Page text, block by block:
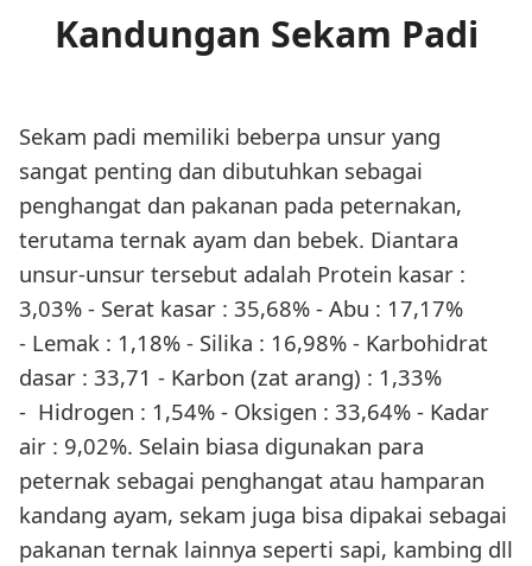
Kandungan Sekam Padi
Sekam padi memiliki beberpa unsur yang
sangat penting dan dibutuhkan sebagai
penghangat dan pakanan pada peternakan,
terutama ternak ayam dan bebek. Diantara
unsur-unsur tersebut adalah Protein kasar :
3,03% - Serat kasar : 35,68% - Abu : 17,17%
- Lemak : 1,18% - Silika : 16,98% - Karbohidrat
dasar : 33,71 - Karbon (zat arang) : 1,33%
- Hidrogen : 1,54% - Oksigen : 33,64% - Kadar
air : 9,02%. Selain biasa digunakan para
peternak sebagai penghangat atau hamparan
kandang ayam, sekam juga bisa dipakai sebagai
pakanan ternak lainnya seperti sapi, kambing dll